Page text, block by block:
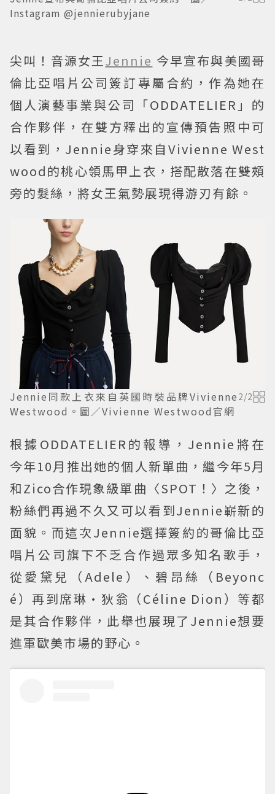
Instagram @jennierubyjane
尖叫！音源女王Jennie 今早宣布與美國哥
倫比亞唱片公司簽訂專屬合約，作為她在
個人演藝事業與公司「ODDATELIER」的
合作夥伴，在雙方釋出的宣傳預告照中可
以看到，Jennie身穿來自Vivienne West
wood的桃心領馬甲上衣，搭配散落在雙頰
旁的髮絲，將女王氣勢展現得游刃有餘。
Jennie同款上衣來自英國時裝品牌Vivienne
Westwood。圖／Vivienne Westwood官網
2/2
根據ODDATELIER的報導，Jennie將在
今年10月推出她的個人新單曲，繼今年5月
和Zico合作現象級單曲〈SPOT！〉之後，
粉絲們再過不久又可以看到Jennie嶄新的
面貌。而這次Jennie選擇簽約的哥倫比亞
唱片公司旗下不乏合作過眾多知名歌手，
從愛黛兒（Adele）、碧昂絲（Beyonc
é）再到席琳·狄翁（Céline Dion）等都
是其合作夥伴，此舉也展現了Jennie想要
進軍歐美市場的野心。